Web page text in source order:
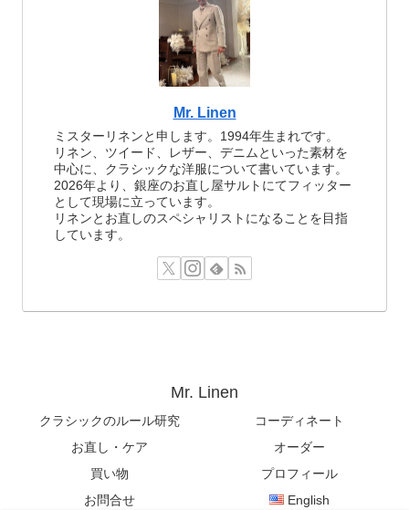
Mr. Linen
ミスターリネンと申します。1994年生まれです。
リネン、ツイード、レザー、デニムといった素材を
中心に、クラシックな洋服について書いています。
2026年より、銀座のお直し屋サルトにてフィッター
として現場に立っています。
リネンとお直しのスペシャリストになることを目指
しています。
Mr. Linen
クラシックのルール研究
コーディネート
お直し・ケア
オーダー
買い物
プロフィール
お問合せ
English